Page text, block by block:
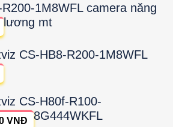
1M8WFL camera năng
lương mt
CS-HB8-R200-1M8WFL
CS-H80f-R100-
8G444WKFL
VNĐ